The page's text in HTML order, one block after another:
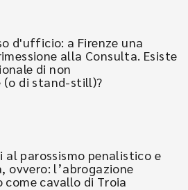
d'ufficio: a Firenze una
alla Consulta. Esiste
di non
(o di stand-still)?
al parossismo penalistico e
ovvero: l’abrogazione
cavallo di Troia